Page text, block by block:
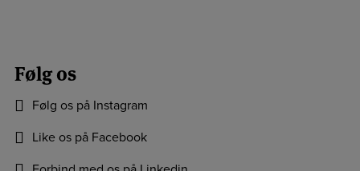
Følg os
Følg os på Instagram
Like os på Facebook